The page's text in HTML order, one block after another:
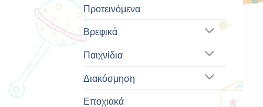
Προτεινόμενα
Βρεφικά
Παιχνίδια
Διακόσμηση
Εποχιακά